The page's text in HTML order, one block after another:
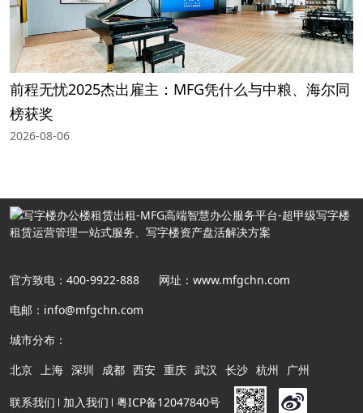
前程无忧2025杰出雇主：MFG凭什么与中粮、海尔同
榜获奖
2026-08-06
官方致电：400-9922-888
网址：www.mfgchn.com
电邮：info@mfgchn.com
城市分布：
北京 上海 深圳 成都 西安 重庆 武汉 长沙 杭州 广州
联系我们 加入我们 粤ICP备12047840号